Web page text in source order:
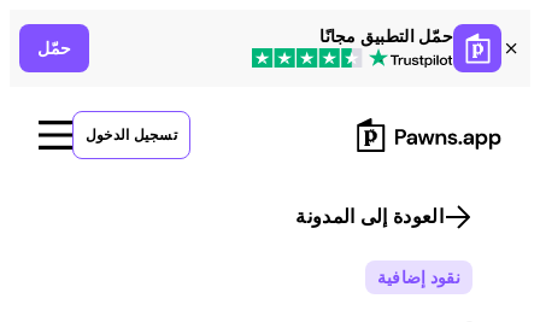
Skip
to
content
حمّل التطبيق مجانًا
حمّل
تسجيل الدخول
العودة إلى المدونة
نقود إضافية